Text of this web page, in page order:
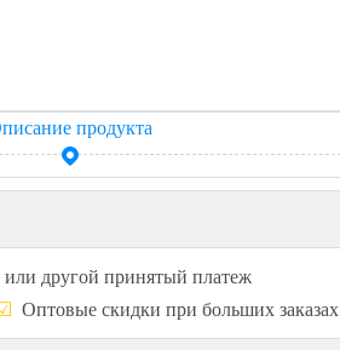
продукта
другой принятый платеж
Оптовые скидки при больших заказах